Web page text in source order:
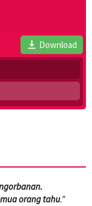
Download
orang tahu.”